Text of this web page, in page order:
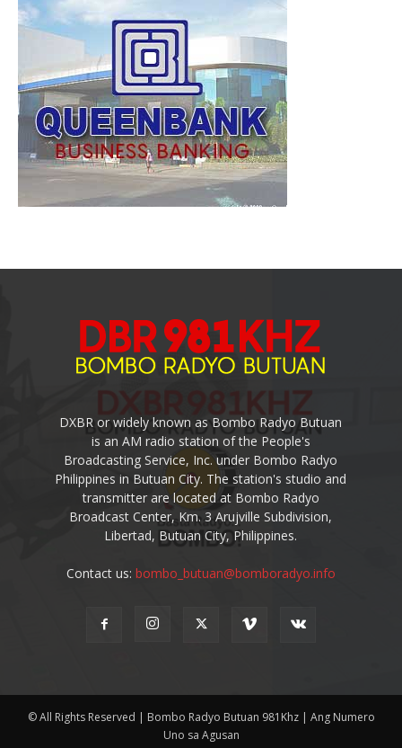
DXBR or widely known as Bombo Radyo Butuan
is an AM radio station of the People's
Broadcasting Service, Inc. under Bombo Radyo
Philippines in Butuan City. The station's studio and
transmitter are located at Bombo Radyo
Broadcast Center, Km. 3 Arujville Subdivision,
Libertad, Butuan City, Philippines.
Contact us: bombo_butuan@bomboradyo.info
© All Rights Reserved | Bombo Radyo Butuan 981Khz | Ang Numero
Uno sa Agusan